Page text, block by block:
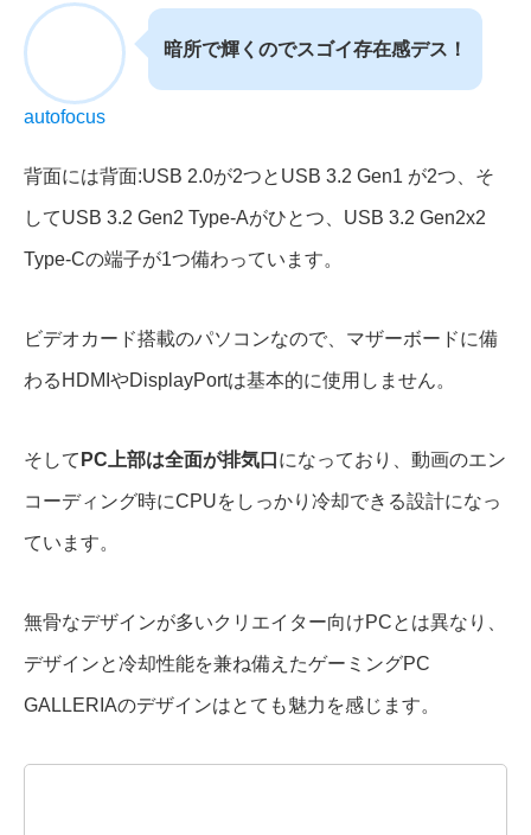
autofocus
暗所で輝くのでスゴイ存在感デス！
背面には背面:USB 2.0が2つとUSB 3.2 Gen1 が2つ、そ
してUSB 3.2 Gen2 Type-Aがひとつ、USB 3.2 Gen2x2
Type-Cの端子が1つ備わっています。
ビデオカード搭載のパソコンなので、マザーボードに備
わるHDMIやDisplayPortは基本的に使用しません。
そして PC上部は全面が排気口 になっており、動画のエン
コーディング時にCPUをしっかり冷却できる設計になっ
ています。
無骨なデザインが多いクリエイター向けPCとは異なり、
デザインと冷却性能を兼ね備えたゲーミングPC
GALLERIAのデザインはとても魅力を感じます。